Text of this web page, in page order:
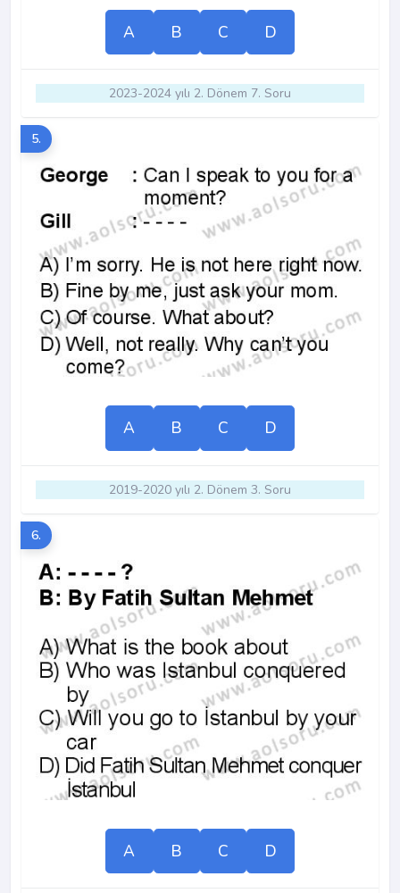
A B C D
2023-2024 yılı 2. Dönem 7. Soru
5.
A B C D
2019-2020 yılı 2. Dönem 3. Soru
6.
A B C D